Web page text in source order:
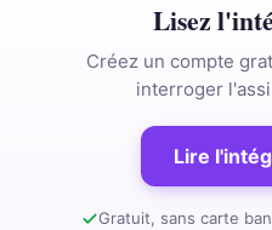
Lisez
Créez un compte
interroger
Lire
Gratuit, sans carte